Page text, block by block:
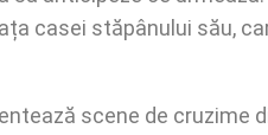
casei stăpânului său,
scene de cruzime